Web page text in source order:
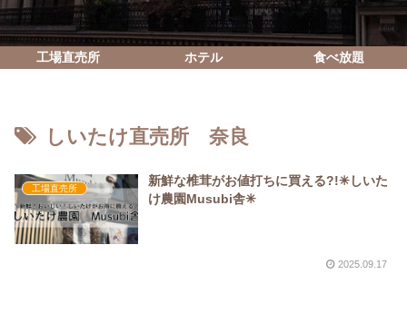
工場直売所 ホテル 食べ放題
しいたけ直売所 奈良
工場直売所
新鮮な椎茸がお値打ちに買える?!✳︎しいた
け農園Musubi舎✳︎
2025.09.17